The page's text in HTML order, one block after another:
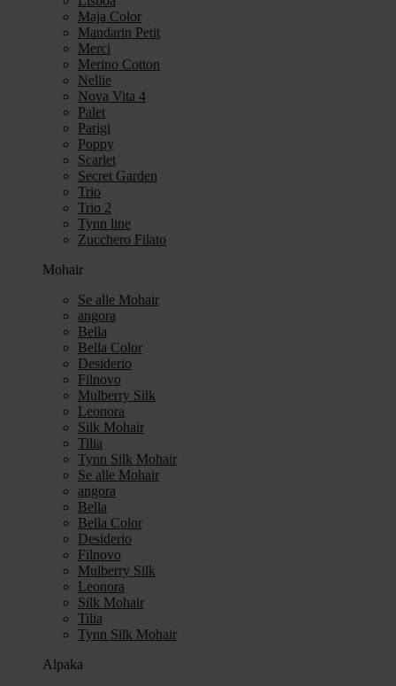
Maja Color
Mandarin Petit
Merci
Merino Cotton
Nellie
Nova Vita 4
Palet
Parigi
Poppy
Scarlet
Secret Garden
Trio
Trio 2
Tynn line
Zucchero Filato
Mohair
Se alle Mohair
angora
Bella
Bella Color
Desiderio
Filnovo
Mulberry Silk
Leonora
Silk Mohair
Tilia
Tynn Silk Mohair
Se alle Mohair
angora
Bella
Bella Color
Desiderio
Filnovo
Mulberry Silk
Leonora
Silk Mohair
Tilia
Tynn Silk Mohair
Alpaka